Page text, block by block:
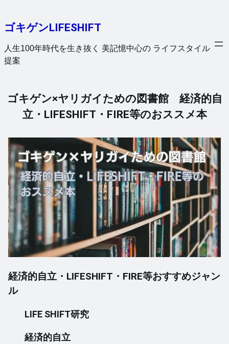
を
ス
キ
ゴキゲンLIFESHIFT
人生100年時代を生き抜く 美記憶中心の ライフスタイル
提案
ゴキゲン×ヤリガイための図書館 経済的自
立・LIFESHIFT・FIRE等のおススメ本
経済的自立・LIFESHIFT・FIRE等おすすめジャン
ル
LIFE SHIFT研究
経済的自立